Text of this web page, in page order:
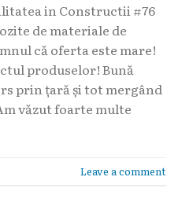
in Constructii #76
de materiale de
că oferta este mare!
produselor! Bună
prin țară și tot mergând
văzut foarte multe
Leave a comment